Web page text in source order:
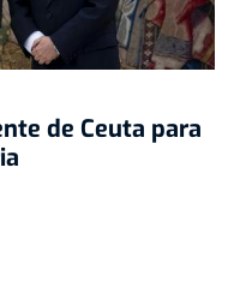
de Ceuta para